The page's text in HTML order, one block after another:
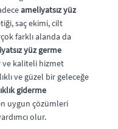
ameliyatsız yüz
saç ekimi, cilt
farklı alanda da
yüz germe
ve kaliteli hizmet
ve güzel bir geleceğe
giderme
uygun çözümleri
olur.